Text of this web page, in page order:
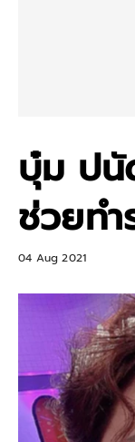
บุ๋ม ปนั
ช่วยท
04 Aug 2021